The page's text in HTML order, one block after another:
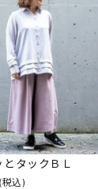
とタックＢＬ
(税込)